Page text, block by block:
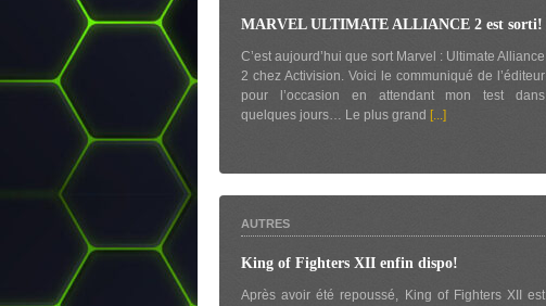
MARVEL ULTIMATE ALLIANCE 2 est sorti!
C’est aujourd’hui que sort Marvel : Ultimate Alliance
2 chez Activision. Voici le communiqué de l’éditeur
pour l’occasion en attendant mon test dans
quelques jours… Le plus grand [...]
AUTRES
King of Fighters XII enfin dispo!
Après avoir été repoussé, King of Fighters XII est